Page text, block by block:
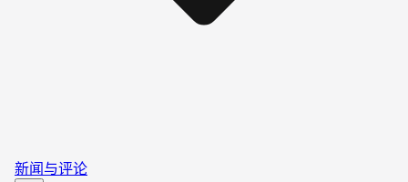
新闻与评论